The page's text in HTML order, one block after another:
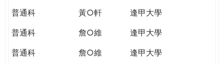
普通科
黃○軒
逢甲大學
普通科
詹○維
逢甲大學
普通科
詹○維
逢甲大學